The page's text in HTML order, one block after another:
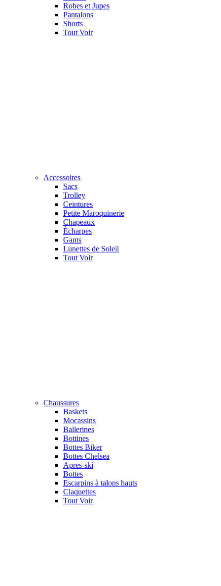
Robes et Jupes
Pantalons
Shorts
Tout Voir
Accessoires
Sacs
Trolley
Ceintures
Petite Maroquinerie
Chapeaux
Ècharpes
Gants
Lunettes de Soleil
Tout Voir
Chaussures
Baskets
Mocassins
Ballerines
Bottines
Bottes Biker
Bottes Chelsea
Apres-ski
Bottes
Escarpins à talons hauts
Claquettes
Tout Voir